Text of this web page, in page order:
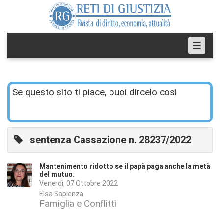
Se questo sito ti piace, puoi dircelo così
sentenza Cassazione n. 28237/2022
Mantenimento ridotto se il papà paga anche la metà
del mutuo.
Venerdì, 07 Ottobre 2022
Elsa Sapienza
Famiglia e Conflitti